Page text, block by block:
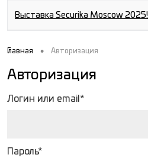
Выставка Securika Moscow 2025!
Главная • Авторизация
Авторизация
Логин или email*
Пароль*